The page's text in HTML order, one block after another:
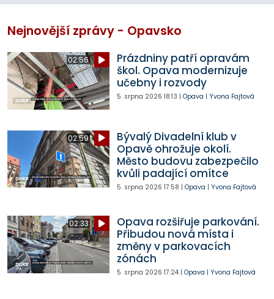
Nejnovější zprávy - Opavsko
02:56
Prázdniny patří opravám
škol. Opava modernizuje
učebny i rozvody
5. srpna 2026 18:13 | Opava | Yvona Fajtová
02:59
Bývalý Divadelní klub v
Opavě ohrožuje okolí.
Město budovu zabezpečilo
kvůli padající omítce
5. srpna 2026 17:58 | Opava | Yvona Fajtová
02:33
Opava rozšiřuje parkování.
Přibudou nová místa i
změny v parkovacích
zónách
5. srpna 2026 17:24| Opava | Yvona Fajtová